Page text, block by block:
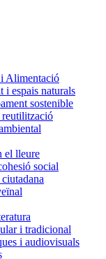
Alimentació
i espais naturals
sostenible
el lleure
social
i tradicional
i audiovisuals